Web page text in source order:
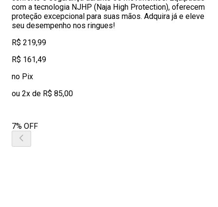
com a tecnologia NJHP (Naja High Protection), oferecem
proteção excepcional para suas mãos. Adquira já e eleve
seu desempenho nos ringues!
R$ 219,99
R$ 161,49
no Pix
ou 2x de R$ 85,00
7% OFF